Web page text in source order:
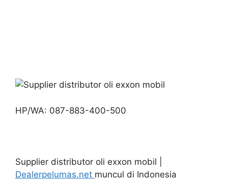
HP/WA: 087-883-400-500
Supplier distributor oli exxon mobil |
Dealerpelumas.net muncul di Indonesia